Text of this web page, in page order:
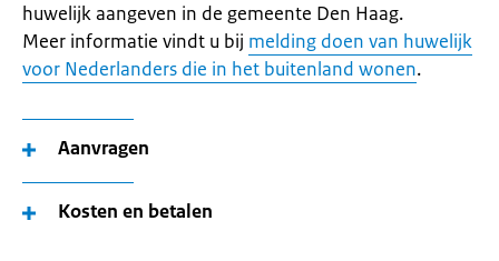
huwelijk aangeven in de gemeente Den Haag.
Meer informatie vindt u bij melding doen van huwelijk
voor Nederlanders die in het buitenland wonen.
Aanvragen
Kosten en betalen